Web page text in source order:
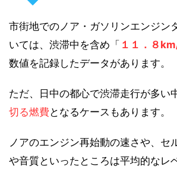
市街地でのノア・ガソリンエンジン
いては、渋滞中を含め「 １１．８
数値を記録したデータがあります。
ただ、日中の都心で渋滞走行が多い
切る燃費 となるケースもあります。
ノアのエンジン再始動の速さや、セ
や音質といったところは平均的なレ